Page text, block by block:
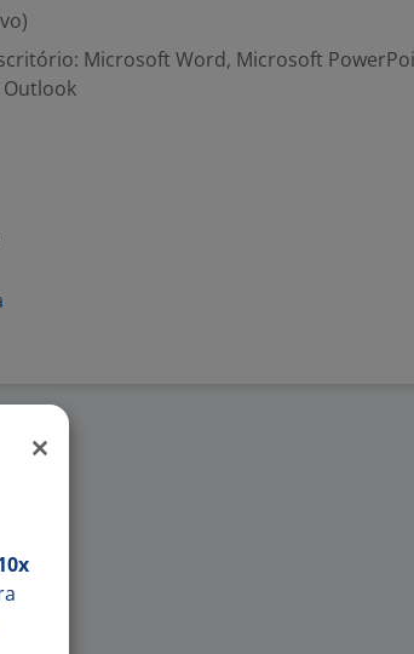
Microsoft Word, Microsoft
Outlook